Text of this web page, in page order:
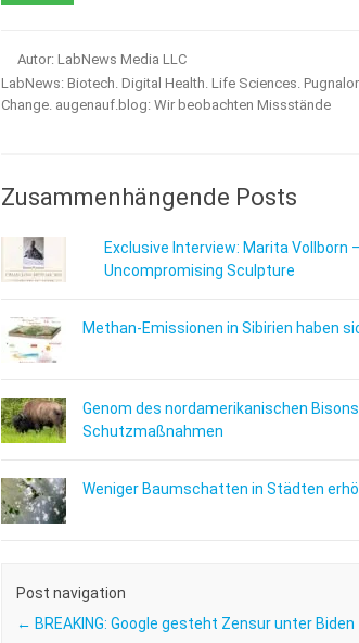
Autor: LabNews Media LLC
LabNews: Biotech. Digital Health. Life Sciences.
Change. augenauf.blog: Wir beobachten Missstände
Zusammenhängende Posts
Exclusive Interview: Marita
Uncompromising Sculpture
Methan-Emissionen in Sibirien haben
Genom des nordamerikanischen
Schutzmaßnahmen
Weniger Baumschatten in Städten
Post navigation
← BREAKING: Google gesteht Zensur unter Biden